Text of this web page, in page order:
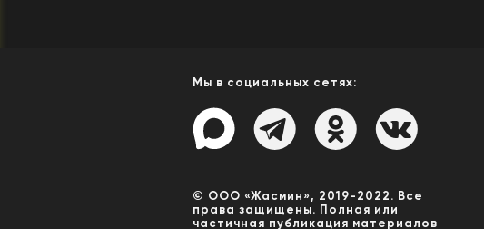
Мы в социальных сетях:
© ООО «Жасмин», 2019-2022. Все
права защищены. Полная или
частичная публикация материалов